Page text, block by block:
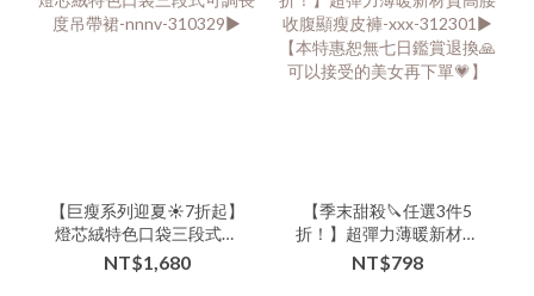
【巨瘦系列迎夏☀️7折起】
燈芯絨特色口袋三段式可
調長度吊帶裙-nnnv-
310329▶
NT$1,680
【季末甜殺🔪任選3件5
折！】超彈力薄暖新材質
高腰收腹顯瘦皮褲-xxx-
312301▶ 【本特惠恕無七
NT$798